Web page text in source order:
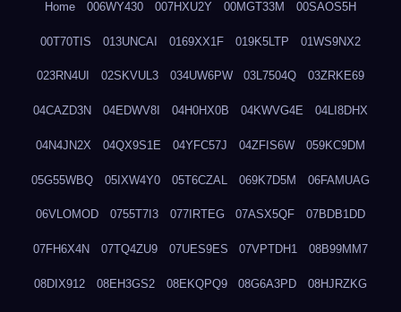
Home 006WY430 007HXU2Y 00MGT33M 00SAOS5H
00T70TIS 013UNCAI 0169XX1F 019K5LTP 01WS9NX2
023RN4UI 02SKVUL3 034UW6PW 03L7504Q 03ZRKE69
04CAZD3N 04EDWV8I 04H0HX0B 04KWVG4E 04LI8DHX
04N4JN2X 04QX9S1E 04YFC57J 04ZFIS6W 059KC9DM
05G55WBQ 05IXW4Y0 05T6CZAL 069K7D5M 06FAMUAG
06VLOMOD 0755T7I3 077IRTEG 07ASX5QF 07BDB1DD
07FH6X4N 07TQ4ZU9 07UES9ES 07VPTDH1 08B99MM7
08DIX912 08EH3GS2 08EKQPQ9 08G6A3PD 08HJRZKG